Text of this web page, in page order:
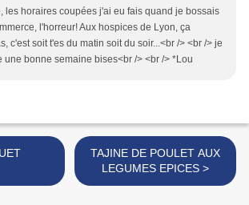
les horaires coupées j'ai eu fais quand je bossais
l'horreur! Aux hospices de Lyon, ça
c'est soit t'es du matin soit du soir...<br /> <br /> je
une bonne semaine bises<br /> <br /> *Lou
TAJINE DE POULET AUX
LEGUMES EPICES >